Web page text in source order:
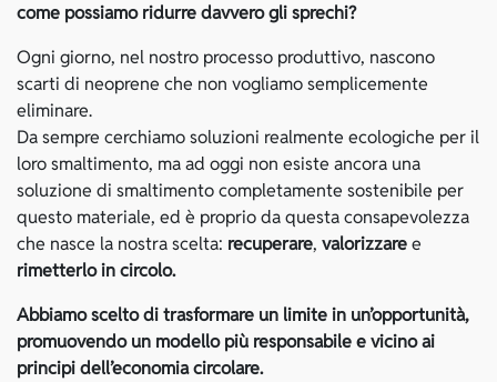
come possiamo ridurre davvero gli sprechi?
Ogni giorno, nel nostro processo produttivo, nascono
scarti di neoprene che non vogliamo semplicemente
eliminare.
Da sempre cerchiamo soluzioni realmente ecologiche per il
loro smaltimento, ma ad oggi non esiste ancora una
soluzione di smaltimento completamente sostenibile per
questo materiale, ed è proprio da questa consapevolezza
che nasce la nostra scelta: recuperare, valorizzaree
rimetterlo in circolo.
Abbiamo scelto di trasformare un limite in un’opportunità,
promuovendo un modello più responsabile e vicino ai
principi dell’economia circolare.